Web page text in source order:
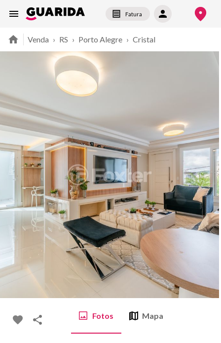
Fatura
Venda › RS › Porto Alegre › Cristal
Fotos Mapa